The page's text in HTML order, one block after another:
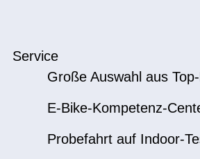
Service
Große Auswahl aus
E-Bike-Kompetenz-
Probefahrt auf Indoor-